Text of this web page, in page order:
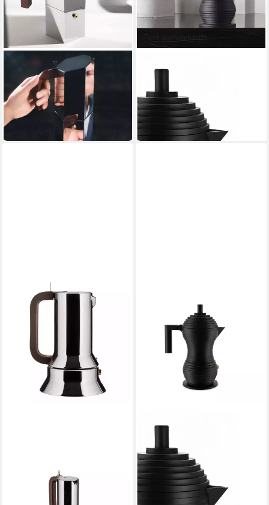
Espressokocher
0.15 l Kaffeekanne
0.15 l Wassertank
200,00 €
18,27 €
mtl. in 12 Raten
in 2-3 Werktagen bei dir
Fast ausverkauft
Espressokocher
Kaffeekanne
0.15 l Wassertank
90,00 €
in 2-3 Werktagen bei dir